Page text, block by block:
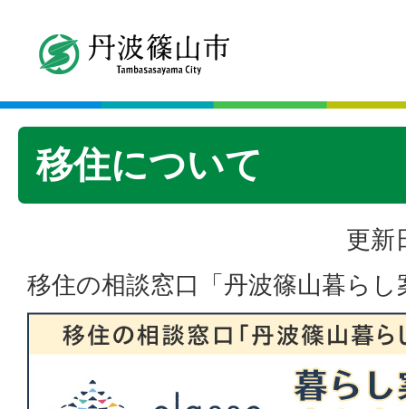
移住について
更新
移住の相談窓口「丹波篠山暮らし